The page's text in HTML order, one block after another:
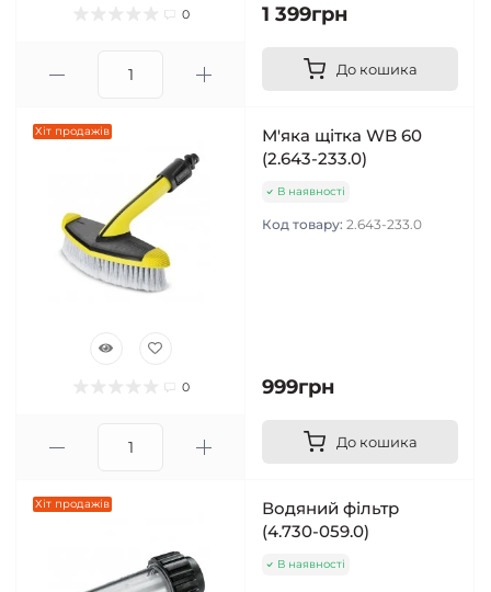
0 1 399грн
До кошика
Хіт продажів
0
М'яка щітка WB 60
(2.643-233.0)
В наявності
Код товару: 2.643-233.0
999грн
До кошика
Хіт продажів
Водяний фільтр
(4.730-059.0)
В наявності